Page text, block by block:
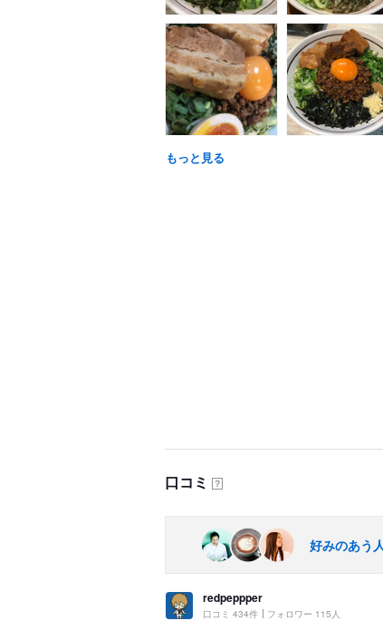
もっと見る
口コミ ？
好みのあう
redpeppper
口コミ 434件 フォロワー 115人